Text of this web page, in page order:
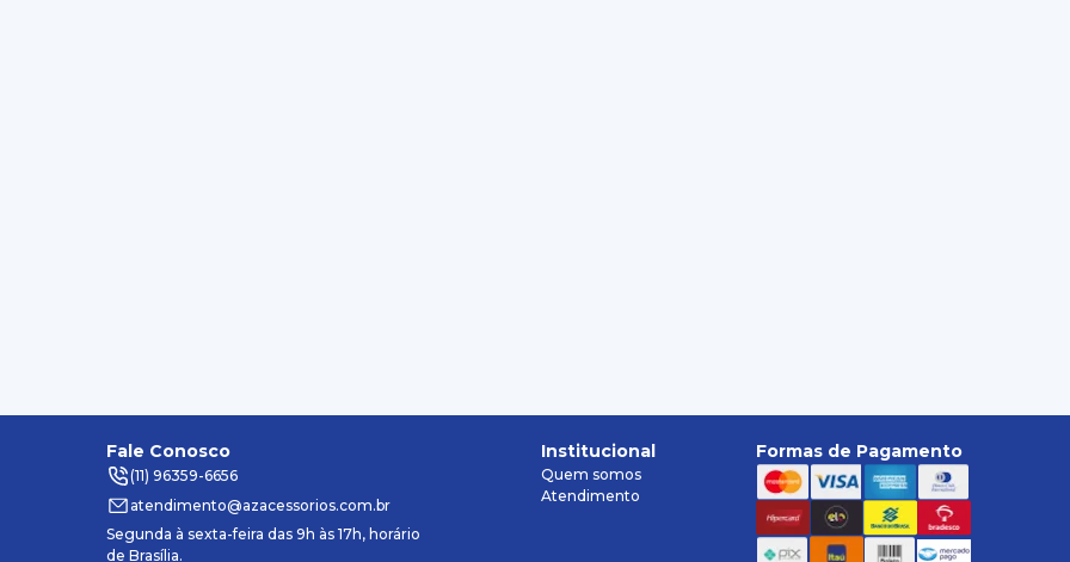
Fale Conosco
(11) 96359-6656
atendimento@azacessorios.com.br
Segunda à sexta-feira das 9h às 17h, horário
de Brasília.
Institucional
Quem somos
Atendimento
Formas de Pagamento